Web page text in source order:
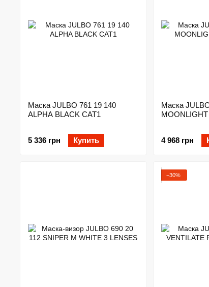
Маска JULBO 761 19 140
ALPHA BLACK CAT1
5 336 грн Купить
Маска
4 968 грн
−30%